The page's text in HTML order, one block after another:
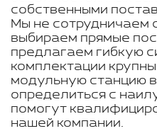
собственными
Мы не сотрудничаем
выбираем прямые
предлагаем гибкую
комплектации
модульную станцию
определиться с
помогут
нашей компании.